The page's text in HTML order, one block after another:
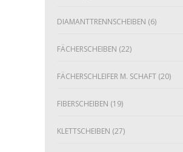
DIAMANTTRENNSCHEIBEN (6)
FÄCHERSCHEIBEN (22)
FÄCHERSCHLEIFER M. SCHAFT (20)
FIBERSCHEIBEN (19)
KLETTSCHEIBEN (27)